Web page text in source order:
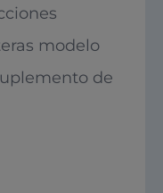
modelo
de